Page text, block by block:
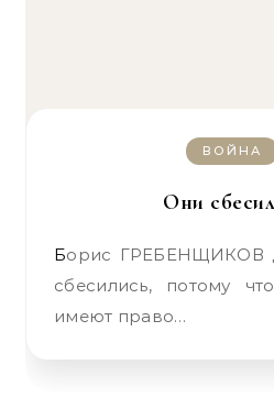
ВОЙНА
Они
Борис ГРЕБЕНЩИКОВ думает, что они
сбесились, потому
имеют право…